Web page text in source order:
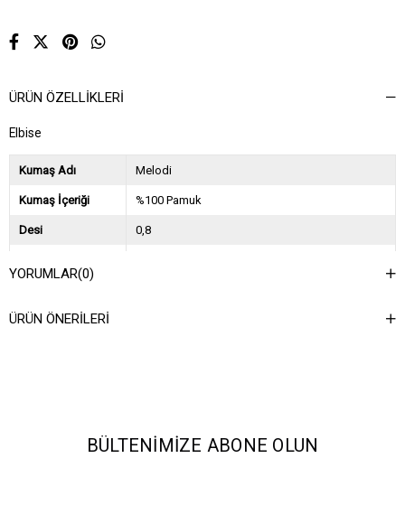
ÜRÜN ÖZELLIKLERI
Elbise
Kumaş Adı Melodi
Kumaş İçeriği %100 Pamuk
Desi 0,8
YORUMLAR(0)
ÜRÜN ÖNERILERI
BÜLTENIMIZE ABONE OLUN